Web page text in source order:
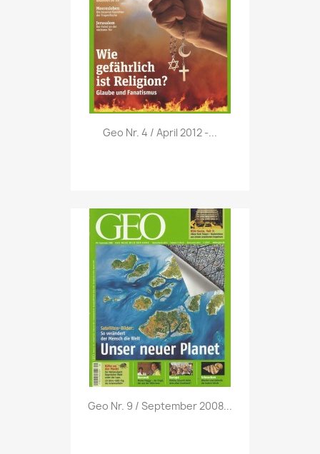
 Vorschau
Geo Nr. 4 / April 2012 -...
 Vorschau
Geo Nr. 9 / September 2008...